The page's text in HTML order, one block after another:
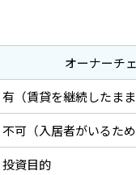
オーナーチ
有（賃貸を継続したまま
不可（入居者がいるため
投資目的